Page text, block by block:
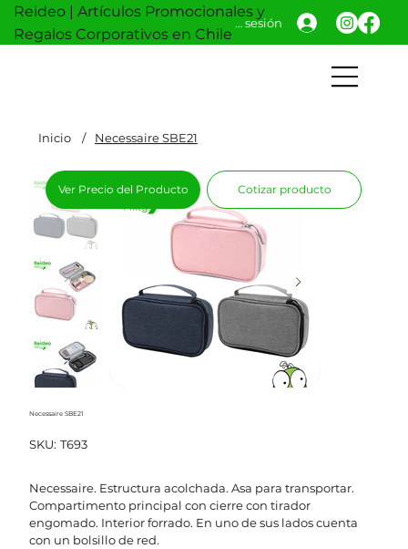
Reideo | Artículos Promocionales y
Regalos Corporativos en Chile
Iniciar sesión
Inicio / Necessaire SBE21
Necessaire SBE21
SKU: SKU
T693
T693
Necessaire. Estructura acolchada. Asa para transportar.
Compartimento principal con cierre con tirador
engomado. Interior forrado. En uno de sus lados cuenta
con un bolsillo de red.
Ver Precio del Producto Cotizar producto